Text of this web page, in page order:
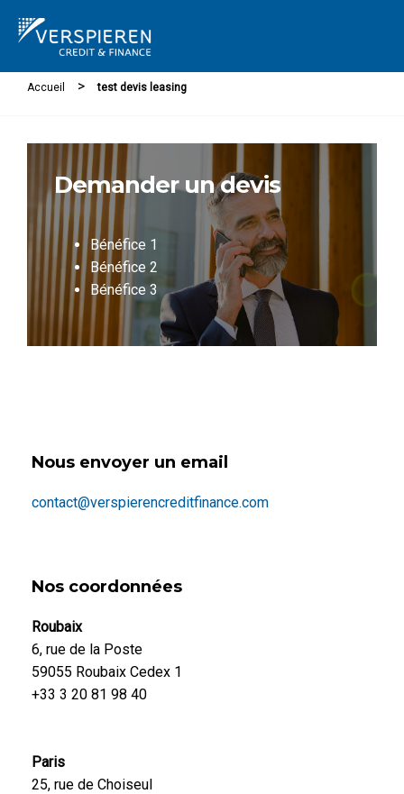
Accueil > test devis leasing
Demander un devis
Bénéfice 1
Bénéfice 2
Bénéfice 3
Nous envoyer un email
contact@verspierencreditfinance.com
Nos coordonnées
Roubaix
6, rue de la Poste
59055 Roubaix Cedex 1
+33 3 20 81 98 40
Paris
25, rue de Choiseul